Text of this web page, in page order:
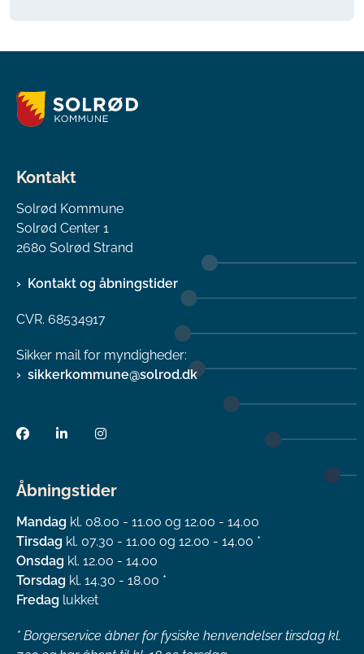
Kontakt
Solrød Kommune
Solrød Center 1
2680 Solrød Strand
Kontakt og åbningstider
CVR. 68534917
Sikker mail for myndigheder:
sikkerkommune@solrod.dk
Åbningstider
Mandag kl. 08.00 - 11.00 og 12.00 - 14.00
Tirsdag kl. 07.30 - 11.00 og 12.00 - 14.00 *
Onsdag kl. 12.00 - 14.00
Torsdag kl. 14.30 - 18.00 *
Fredag lukket
* Borgerservice åbner for fysiske henvendelser tirsdag kl.